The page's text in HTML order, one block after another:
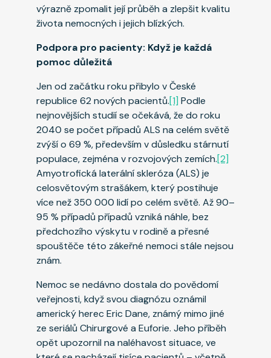
výrazně zpomalit její průběh a zlepšit kvalitu
života nemocných i jejich blízkých.
Podpora pro pacienty: Když je každá
pomoc důležitá
Jen od začátku roku přibylo v České
republice 62 nových pacientů.[1] Podle
nejnovějších studií se očekává, že do roku
2040 se počet případů ALS na celém světě
zvýší o 69 %, především v důsledku stárnutí
populace, zejména v rozvojových zemích.[2]
Amyotrofická laterální skleróza (ALS) je
celosvětovým strašákem, který postihuje
více než 350 000 lidí po celém světě. Až 90–
95 % případů případů vzniká náhle, bez
předchozího výskytu v rodině a přesné
spouštěče této zákeřné nemoci stále nejsou
znám.
Nemoc se nedávno dostala do povědomí
veřejnosti, když svou diagnózu oznámil
americký herec Eric Dane, známý mimo jiné
ze seriálů Chirurgové a Euforie. Jeho příběh
opět upozornil na naléhavost situace, ve